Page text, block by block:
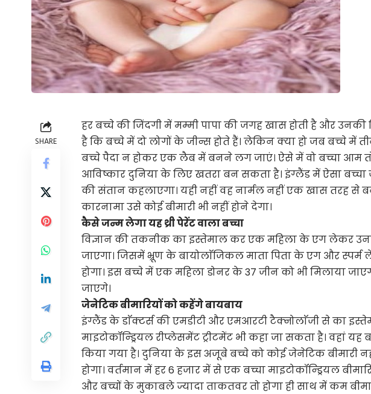
SHARE
हर बच्चे की जिंदगी में मम्मी पापा की जगह खास होती है और उनकी
है कि बच्चे में दो लोगों के जीन्स होते हैं। लेकिन क्या हो जब बच्चे में
बच्चे पैदा न होकर एक लैब में बनने लग जाएं। ऐसे में वो बच्चा आम तो
आविष्कार दुनिया के लिए खतरा बन सकता है। इंग्लैंड में ऐसा बच्चा
की संतान कहलाएगा। यही नहीं वह नार्मल नहीं एक खास तरह से
कारनामा उसे कोई बीमारी भी नहीं होने देगा।
कैसे जन्म लेगा यह थ्री पेरेंट वाला बच्चा
विज्ञान की तकनीक का इस्तेमाल कर एक महिला के एग लेकर
जाएगा। जिसमें भ्रूण के बायोलाॅजिकल माता पिता के एग और स्पर्म
होगा। इस बच्चे में एक महिला डोनर के 37 जीन को भी मिलाया
जाएगे।
जेनेटिक बीमारियों को कहेंगे बायबाय
इंग्लैंड के डाॅक्टर्स की एमडीटी और एमआरटी टैक्नोलाॅजी से का
माइटोकॉन्ड्रियल रीप्लेसमेंट ट्रीटमेंट भी कहा जा सकता है। वहां
किया गया है। दुनिया के इस अजूबे बच्चे को कोई जेनेटिक बीमारी
होगा। वर्तमान में हर 6 हजार में से एक बच्चा माइटोकॉन्ड्रियल
और बच्चों के मुकाबले ज्यादा ताकतवर तो होगा ही साथ में कम